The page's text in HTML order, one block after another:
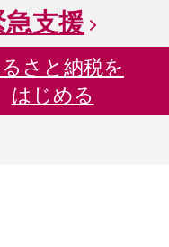
急支援
さと納税を
はじめる